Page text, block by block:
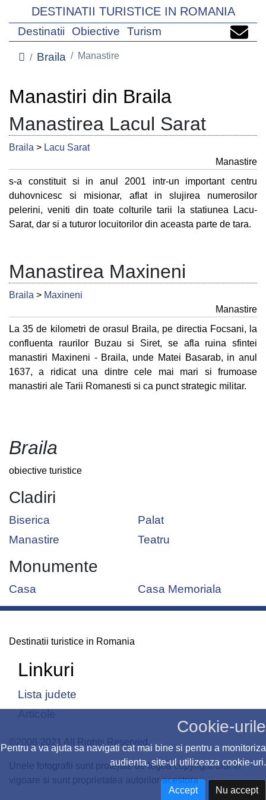
Cookie-urile
Pentru a va ajuta sa navigati cat mai bine si pentru a monitoriza
audienta, site-ul utilizeaza cookie-uri.
Accept Nu accept
DESTINATII TURISTICE IN ROMANIA
Destinatii Obiective Turism
Braila Manastire
Manastiri din Braila
Manastirea Lacul Sarat
Braila > Lacu Sarat
Manastire
s‑a constituit si in anul 2001 intr-un important centru
duhovnicesc si misionar, aflat in slujirea numerosilor
pelerini, veniti din toate colturile tarii la statiunea Lacu-
Sarat, dar si a tuturor locuitorilor din aceasta parte de tara.
Manastirea Maxineni
Braila > Maxineni
Manastire
La 35 de kilometri de orasul Braila, pe directia Focsani, la
confluenta raurilor Buzau si Siret, se afla ruina sfintei
manastiri Maxineni - Braila, unde Matei Basarab, in anul
1637, a ridicat una dintre cele mai mari si frumoase
manastiri ale Tarii Romanesti si ca punct strategic militar.
Braila
obiective turistice
Cladiri
Biserica
Manastire
Palat
Teatru
Monumente
Casa Casa Memoriala
Destinatii turistice in Romania
Linkuri
Lista judete
©2008-2021 All Rights Reserved.
Unele fotografii sunt protejate de legea copyright-ului in
vigoare si sunt proprietatea autorilor acestora